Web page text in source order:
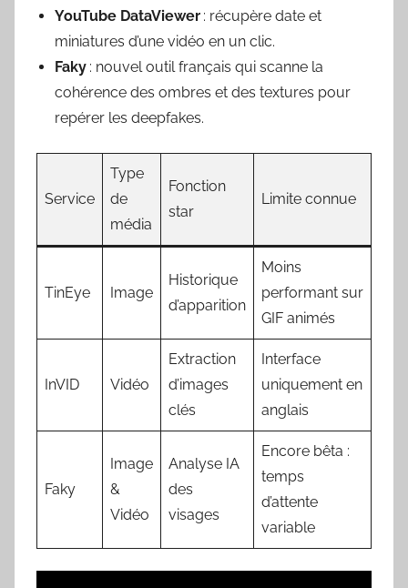
YouTube DataViewer : récupère date et
miniatures d’une vidéo en un clic.
Faky : nouvel outil français qui scanne la
cohérence des ombres et des textures pour
repérer les deepfakes.
Service
Type
de
média
Fonction
star
Limite connue
TinEye Image
Historique
d’apparition
Moins
performant sur
GIF animés
InVID Vidéo
Extraction
d’images
clés
Interface
uniquement en
anglais
Faky
Image
&
Vidéo
Analyse IA
des
visages
Encore bêta :
temps
d’attente
variable